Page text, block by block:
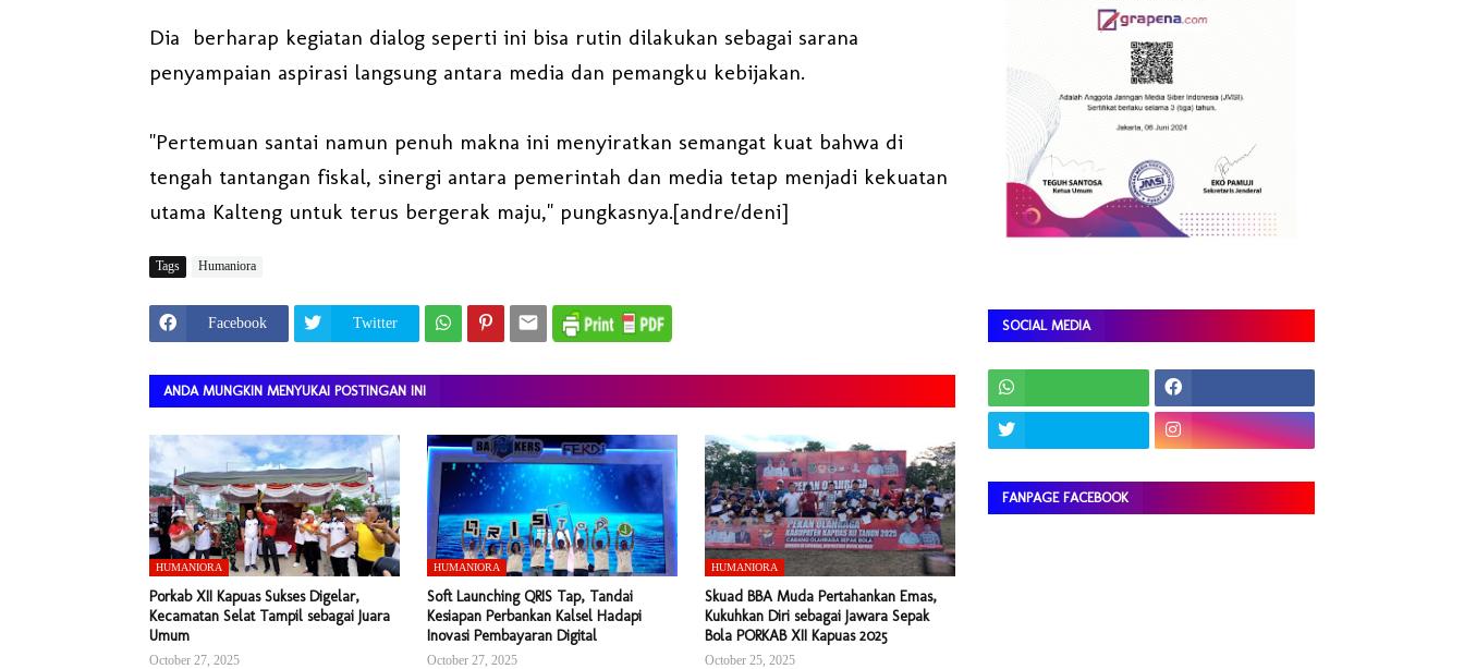
Dia berharap kegiatan dialog seperti ini bisa rutin dilakukan sebagai sarana
penyampaian aspirasi langsung antara media dan pemangku kebijakan.
"Pertemuan santai namun penuh makna ini menyiratkan semangat kuat bahwa di
tengah tantangan fiskal, sinergi antara pemerintah dan media tetap menjadi kekuatan
utama Kalteng untuk terus bergerak maju," pungkasnya.[andre/deni]
Tags Humaniora
Facebook Twitter
ANDA MUNGKIN MENYUKAI POSTINGAN INI
HUMANIORA
Porkab XII Kapuas Sukses Digelar,
Kecamatan Selat Tampil sebagai Juara
Umum
October 27, 2025
HUMANIORA
Soft Launching QRIS Tap, Tandai
Kesiapan Perbankan Kalsel Hadapi
Inovasi Pembayaran Digital
October 27, 2025
HUMANIORA
Skuad BBA Muda Pertahankan Emas,
Kukuhkan Diri sebagai Jawara Sepak
Bola PORKAB XII Kapuas 2025
October 25, 2025
SOCIAL MEDIA
FANPAGE FACEBOOK